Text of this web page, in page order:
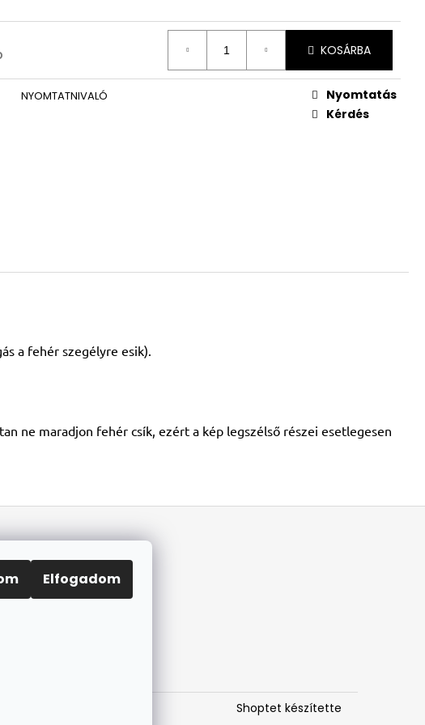
Elfogadom
KOSÁRBA
NYOMTATNIVALÓ
Nyomtatás
Kérdés
a fehér szegélyre esik).
ne maradjon fehér csík, ezért a kép legszélső részei esetlegesen
Shoptet készítette